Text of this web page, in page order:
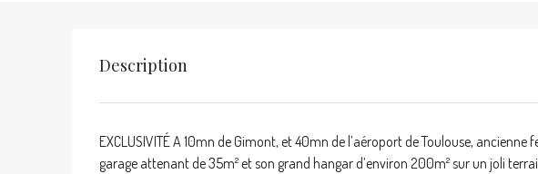
Description
EXCLUSIVITÉ A 10mn de Gimont, et 40mn de l’aéroport de Toulouse, ancienne
garage attenant de 35m² et son grand hangar d’environ 200m² sur un joli